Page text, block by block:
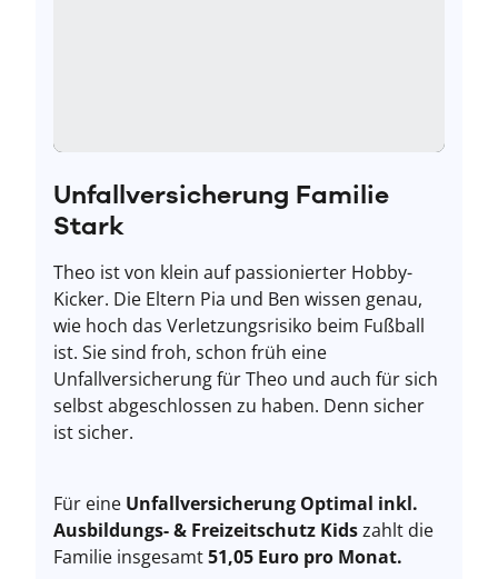
Unfallversicherung Familie
Stark
Theo ist von klein auf passionierter Hobby-
Kicker. Die Eltern Pia und Ben wissen genau,
wie hoch das Verletzungsrisiko beim Fußball
ist. Sie sind froh, schon früh eine
Unfallversicherung für Theo und auch für sich
selbst abgeschlossen zu haben. Denn sicher
ist sicher.
Für eine Unfallversicherung Optimal inkl.
Ausbildungs- & Freizeitschutz Kidszahlt die
Familie insgesamt51,05 Euro pro Monat.